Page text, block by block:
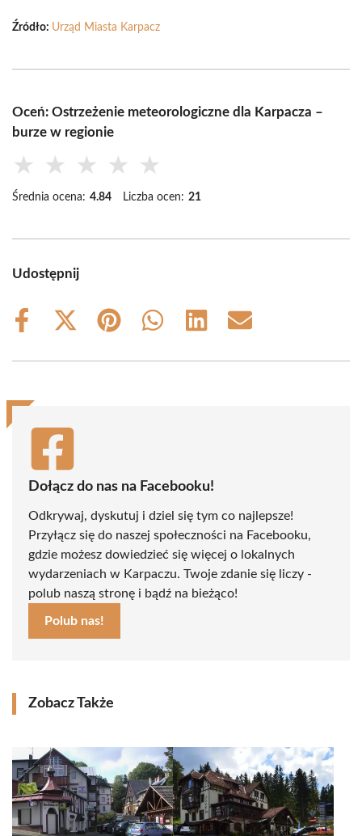
Źródło: Urząd Miasta Karpacz
Oceń: Ostrzeżenie meteorologiczne dla Karpacza –
burze w regionie
★ ★ ★ ★ ★
Średnia ocena: 4.84 Liczba ocen: 21
Udostępnij
Share
Share
(Twitter)
Share
Share
Share
Share
Dołącz do nas na Facebooku!
Odkrywaj, dyskutuj i dziel się tym co najlepsze!
Przyłącz się do naszej społeczności na Facebooku,
gdzie możesz dowiedzieć się więcej o lokalnych
wydarzeniach w Karpaczu. Twoje zdanie się liczy -
polub naszą stronę i bądź na bieżąco!
Polub nas!
Zobacz Także